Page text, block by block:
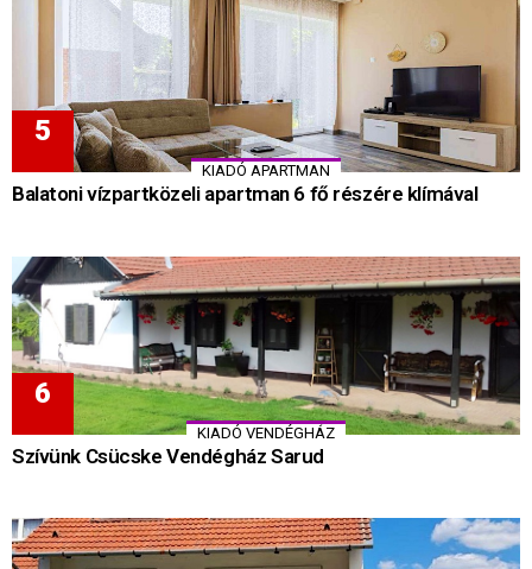
KIADÓ APARTMAN
Balatoni vízpartközeli apartman 6 fő részére klímával
KIADÓ VENDÉGHÁZ
Szívünk Csücske Vendégház Sarud